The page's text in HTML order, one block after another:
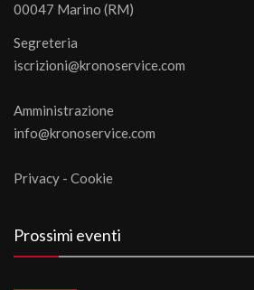
00047 Marino (RM)
Segreteria
iscrizioni@kronoservice.com
Amministrazione
info@kronoservice.com
Privacy - Cookie
Prossimi eventi